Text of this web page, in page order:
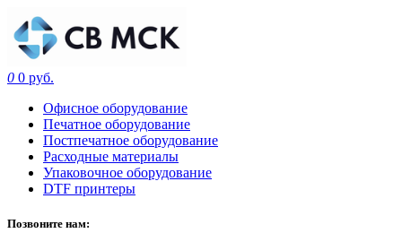
0 0 руб.
Офисное оборудование
Печатное оборудование
Постпечатное оборудование
Расходные материалы
Упаковочное оборудование
DTF принтеры
Позвоните нам: